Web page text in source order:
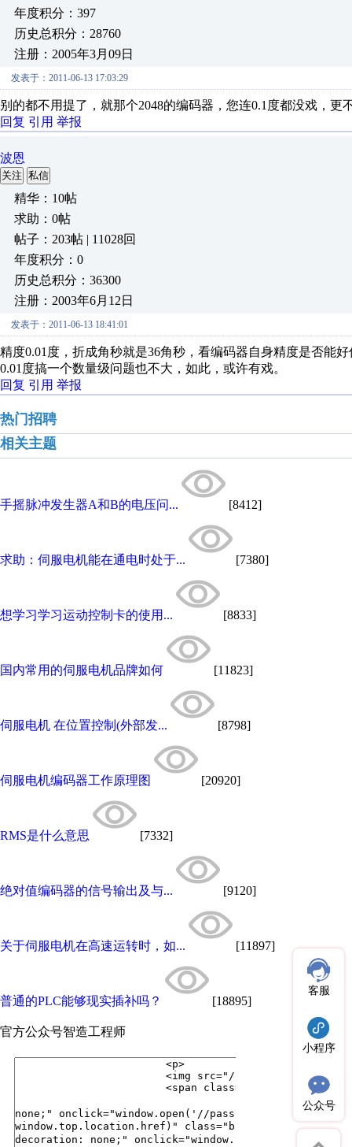
年度积分：397
历史总积分：28760
注册：2005年3月09日
发表于：2011-06-13 17:03:29
别的都不用提了，就那个2048的编码器，您连0.1度都没戏，更
回复 引用 举报
波恩
关注 私信
精华：10帖
求助：0帖
帖子：203帖 | 11028回
年度积分：0
历史总积分：36300
注册：2003年6月12日
发表于：2011-06-13 18:41:01
精度0.01度，折成角秒就是36角秒，看编码器自身精度是否能
0.01度搞一个数量级问题也不大，如此，或许有戏。
回复 引用 举报
热门招聘
相关主题
手摇脉冲发生器A和B的电压问... [8412]
求助：伺服电机能在通电时处于... [7380]
想学习学习运动控制卡的使用... [8833]
国内常用的伺服电机品牌如何 [11823]
伺服电机 在位置控制(外部发... [8798]
伺服电机编码器工作原理图 [20920]
RMS是什么意思 [7332]
绝对值编码器的信号输出及与... [9120]
关于伺服电机在高速运转时，如... [11897]
普通的PLC能够现实插补吗？ [18895]
官方公众号智造工程师
客服
小程序
公众号